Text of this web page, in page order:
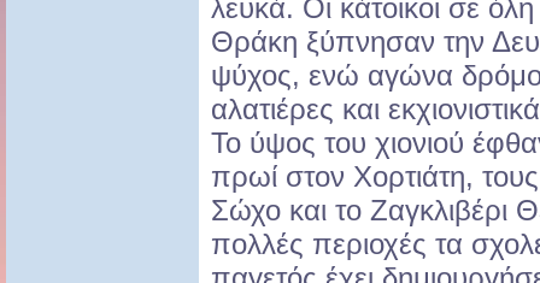
λευκά. Οι κάτοικοι σε
Θράκη ξύπνησαν την
ψύχος, ενώ αγώνα
αλατιέρες και
Το ύψος του χιονιού
πρωί στον Χορτιάτη,
Σώχο και το Ζαγκλιβέρι
πολλές περιοχές τα